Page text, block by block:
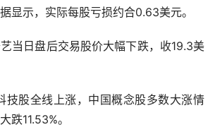
显示，实际每股亏损约合0.63美元。
当日盘后交易股价大幅下跌，收19.3美
技股全线上涨，中国概念股多数大涨情
跌11.53%。